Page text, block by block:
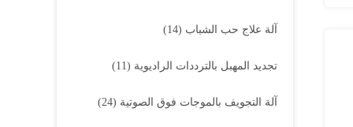
آلة علاج حب الشباب (14)
تجديد المهبل بالترددات الراديوية (11)
آلة التجويف بالموجات فوق الصوتية (24)